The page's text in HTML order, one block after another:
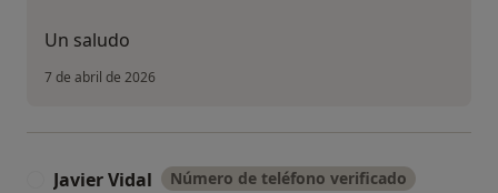
Un saludo
7 de abril de 2026
Javier Vidal Número de teléfono verificado